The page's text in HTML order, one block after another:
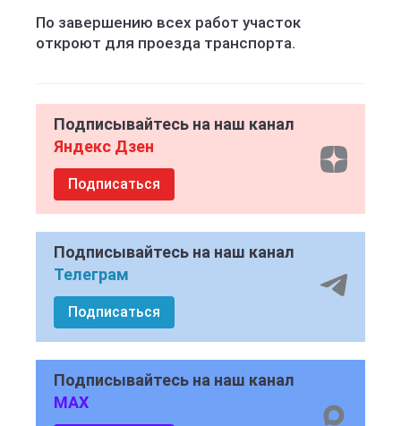
По завершению всех работ участок
откроют для проезда транспорта.
Подписывайтесь на наш канал
Яндекс Дзен
Подписаться
Подписывайтесь на наш канал
Телеграм
Подписаться
Подписывайтесь на наш канал
MAX